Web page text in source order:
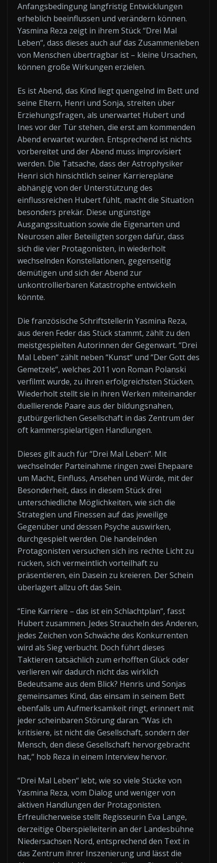
Anfangsbedingung langfristig Entwicklungen
erheblich beeinflussen und verändern können.
Yasmina Reza zeigt in ihrem Stück “Drei Mal
Leben“, dass dieses auch auf das Zusammenleben
von Menschen übertragbar ist – kleine Ursachen,
können große Wirkungen erzielen.
Es ist Abend, das Kind liegt quengelnd im Bett und
seine Eltern, Henri und Sonja, streiten über
Erziehungsfragen, als unerwartet Hubert und
Ines vor der Tür stehen, die erst am kommenden
Abend erwartet wurden. Entsprechend ist nichts
vorbereitet und der Abend muss improvisiert
werden. Die Tatsache, dass der Astrophysiker
Henri sich hinsichtlich seiner Karrierepläne
abhängig von der Unterstützung des
einflussreichen Hubert fühlt, macht die Situation
besonders prekär. Diese ungünstige
Ausgangssituation sowie die Eigenarten und
Neurosen aller Beteiligten sorgen dafür, dass
sich die vier Protagonisten, in wiederholt
wechselnden Konstellationen, gegenseitig
demütigen und sich der Abend zur
unkontrollierbaren Katastrophe entwickeln
könnte.
Die französische Schriftstellerin Yasmina Reza,
aus deren Feder das Stück stammt, zählt zu den
meistgespielten Autorinnen der Gegenwart. “Drei
Mal Leben“ zählt neben “Kunst“ und “Der Gott des
Gemetzels“, welches 2011 von Roman Polanski
verfilmt wurde, zu ihren erfolgreichsten Stücken.
Wiederholt stellt sie in ihren Werken miteinander
duellierende Paare aus der bildungsnahen,
gutbürgerlichen Gesellschaft in das Zentrum der
oft kammerspielartigen Handlungen.
Dieses gilt auch für “Drei Mal Leben“. Mit
wechselnder Parteinahme ringen zwei Ehepaare
um Macht, Einfluss, Ansehen und Würde, mit der
Besonderheit, dass in diesem Stück drei
unterschiedliche Möglichkeiten, wie sich die
Strategien und Finessen auf das jeweilige
Gegenüber und dessen Psyche auswirken,
durchgespielt werden. Die handelnden
Protagonisten versuchen sich ins rechte Licht zu
rücken, sich vermeintlich vorteilhaft zu
präsentieren, ein Dasein zu kreieren. Der Schein
überlagert allzu oft das Sein.
“Eine Karriere – das ist ein Schlachtplan“, fasst
Hubert zusammen. Jedes Straucheln des Anderen,
jedes Zeichen von Schwäche des Konkurrenten
wird als Sieg verbucht. Doch führt dieses
Taktieren tatsächlich zum erhofften Glück oder
verlieren wir dadurch nicht das wirklich
Bedeutsame aus dem Blick? Henris und Sonjas
gemeinsames Kind, das einsam in seinem Bett
ebenfalls um Aufmerksamkeit ringt, erinnert mit
jeder scheinbaren Störung daran. “Was ich
kritisiere, ist nicht die Gesellschaft, sondern der
Mensch, den diese Gesellschaft hervorgebracht
hat,“ hob Reza in einem Interview hervor.
“Drei Mal Leben“ lebt, wie so viele Stücke von
Yasmina Reza, vom Dialog und weniger von
aktiven Handlungen der Protagonisten.
Erfreulicherweise stellt Regisseurin Eva Lange,
derzeitige Oberspielleiterin an der Landesbühne
Niedersachsen Nord, entsprechend den Text in
das Zentrum ihrer Inszenierung und lässt die